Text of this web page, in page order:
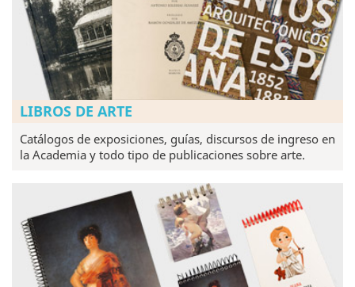
LIBROS DE ARTE
Catálogos de exposiciones, guías, discursos de ingreso en
la Academia y todo tipo de publicaciones sobre arte.